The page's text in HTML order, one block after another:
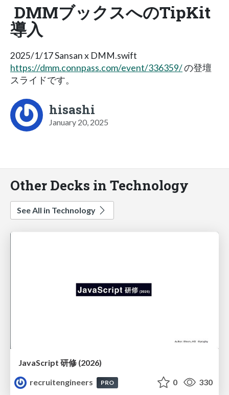
DMMブックスへのTipKit
導入
2025/1/17 Sansan x DMM.swift
https://dmm.connpass.com/event/336359/の登壇
スライドです。
hisashi
January 20, 2025
Other Decks in Technology
See All in Technology
JavaScript 研修 (2026)
recruitengineers
PRO 0 330